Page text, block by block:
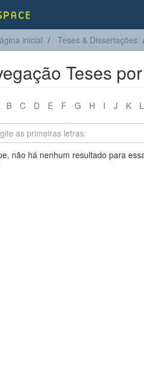
inicial Teses & Dissertações
Teses
B C D E F G H I J K L
não há nenhum resultado para